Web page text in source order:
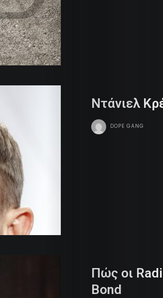
Ντάνιελ
DOPE GANG
Πώς οι
Bond